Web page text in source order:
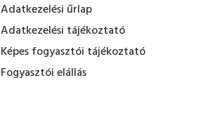
Adatkezelési űrlap
Adatkezelési tájékoztató
Képes fogyasztói tájékoztató
Fogyasztói elállás